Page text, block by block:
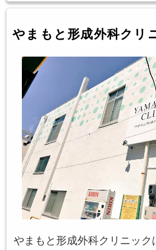
やまもと形成外科クリ
やまもと形成外科クリニック